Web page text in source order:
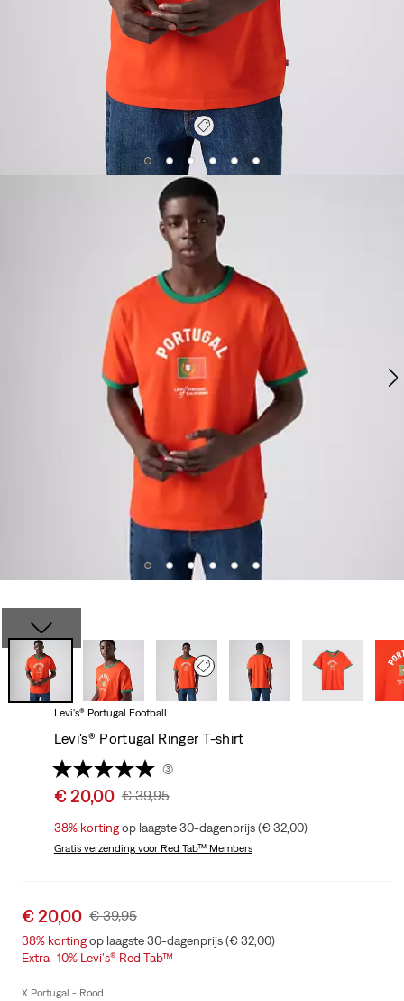
Levi's® Portugal Football
Levi's® Portugal Ringer T-shirt
(3)
Sale
is
€ 20,00 Original
Was
€ 39,95
38% kortingop laagste 30-dagenprijs (€ 32,00)
Gratis verzendingvoor Red Tab™ Members
Sale
price
is
€ 20,00 Original
Price
Was
€ 39,95
38% kortingop laagste 30-dagenprijs (€ 32,00)
Extra -10% Levi's® Red Tab™
X Portugal - Rood